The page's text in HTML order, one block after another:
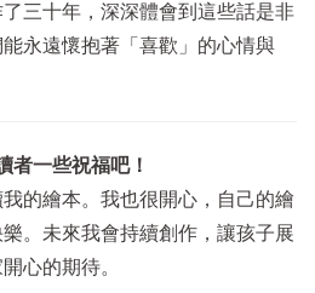
三十年，深深體會到這些話是非
永遠懷抱著「喜歡」的心情與
者一些祝福吧！
的繪本。我也很開心，自己的繪
。未來我會持續創作，讓孩子展
心的期待。